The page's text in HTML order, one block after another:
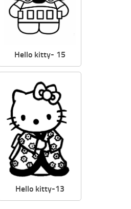
Hello kitty- 15
Hello kitty-13